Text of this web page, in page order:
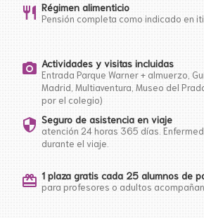
restaurant Régimen alimenticio
Pensión completa como indicado en
photo_camera Actividades y visitas incluidas
Entrada Parque Warner + almuerzo,
Madrid, Multiaventura, Museo del
por el colegio)
security Seguro de asistencia en viaje
atención 24 horas 365 días.
durante el viaje.
card_giftcard 1 plaza gratis cada 25 alumnos de
para profesores o adultos